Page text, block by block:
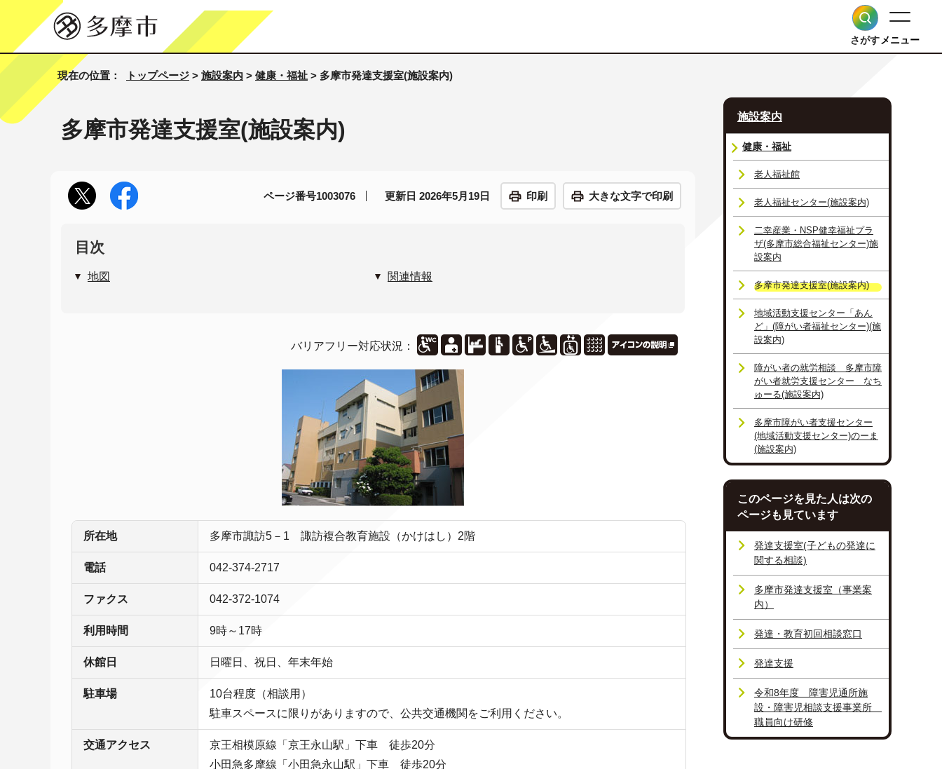
さがすメニュー
現在の位置： トップページ > 施設案内 > 健康・福祉 > 多摩市発達支援室(施設案内)
多摩市発達支援室(施設案内)
ページ番号1003076 更新日 2026年5月19日 印刷 大きな文字で印刷
目次
地図 関連情報
バリアフリー対応状況：
所在地 多摩市諏訪5－1 諏訪複合教育施設（かけはし）2階
電話 042-374-2717
ファクス 042-372-1074
利用時間 9時～17時
休館日 日曜日、祝日、年末年始
駐車場
10台程度（相談用）
駐車スペースに限りがありますので、公共交通機関をご利用ください。
交通アクセス
京王相模原線「京王永山駅」下車 徒歩20分
小田急多摩線「小田急永山駅」下車 徒歩20分
施設案内
健康・福祉
老人福祉館
老人福祉センター(施設案内)
二幸産業・NSP健幸福祉プラ
ザ(多摩市総合福祉センター)施
設案内
多摩市発達支援室(施設案内)
地域活動支援センター「あん
ど」(障がい者福祉センター)(施
設案内)
障がい者の就労相談 多摩市障
がい者就労支援センター なち
ゅーる(施設案内)
多摩市障がい者支援センター
(地域活動支援センター)のーま
(施設案内)
このページを見た人は次の
ページも見ています
発達支援室(子どもの発達に
関する相談)
多摩市発達支援室（事業案
内）
発達・教育初回相談窓口
発達支援
令和8年度 障害児通所施
設・障害児相談支援事業所
職員向け研修